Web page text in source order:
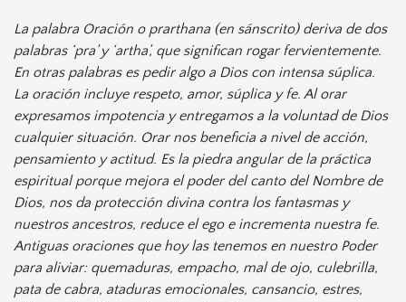
La palabra Oración o prarthana (en sánscrito) deriva de dos
palabras ‘pra’ y ‘artha’, que significan rogar fervientemente.
En otras palabras es pedir algo a Dios con intensa súplica.
La oración incluye respeto, amor, súplica y fe. Al orar
expresamos impotencia y entregamos a la voluntad de Dios
cualquier situación. Orar nos beneficia a nivel de acción,
pensamiento y actitud. Es la piedra angular de la práctica
espiritual porque mejora el poder del canto del Nombre de
Dios, nos da protección divina contra los fantasmas y
nuestros ancestros, reduce el ego e incrementa nuestra fe.
Antiguas oraciones que hoy las tenemos en nuestro Poder
para aliviar: quemaduras, empacho, mal de ojo, culebrilla,
pata de cabra, ataduras emocionales, cansancio, estres,